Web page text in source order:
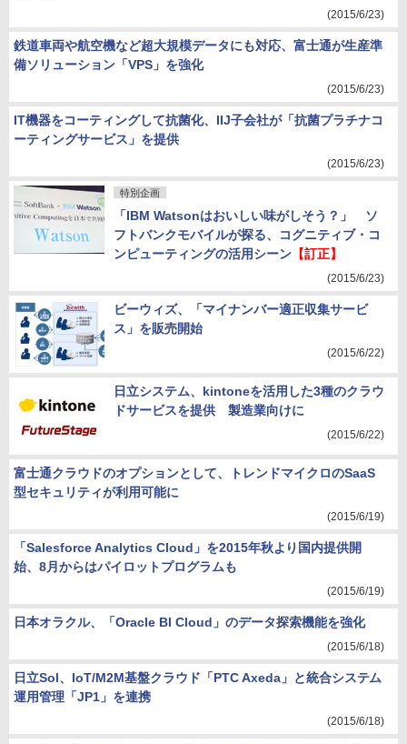
(2015/6/23)
鉄道車両や航空機など超大規模データにも対応、富士通が生産準
備ソリューション「VPS」を強化
(2015/6/23)
IT機器をコーティングして抗菌化、IIJ子会社が「抗菌プラチナコ
ーティングサービス」を提供
(2015/6/23)
特別企画
「IBM Watsonはおいしい味がしそう？」 ソ
フトバンクモバイルが探る、コグニティブ・コ
ンピューティングの活用シーン【訂正】
(2015/6/23)
ビーウィズ、「マイナンバー適正収集サービ
ス」を販売開始
(2015/6/22)
日立システム、kintoneを活用した3種のクラウ
ドサービスを提供 製造業向けに
(2015/6/22)
富士通クラウドのオプションとして、トレンドマイクロのSaaS
型セキュリティが利用可能に
(2015/6/19)
「Salesforce Analytics Cloud」を2015年秋より国内提供開
始、8月からはパイロットプログラムも
(2015/6/19)
日本オラクル、「Oracle BI Cloud」のデータ探索機能を強化
(2015/6/18)
日立Sol、IoT/M2M基盤クラウド「PTC Axeda」と統合システム
運用管理「JP1」を連携
(2015/6/18)